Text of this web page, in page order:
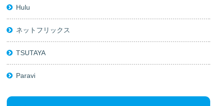
Hulu
ネットフリックス
TSUTAYA
Paravi